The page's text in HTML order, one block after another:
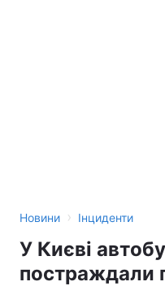
Новини › Інциденти
У Києві
постраждали